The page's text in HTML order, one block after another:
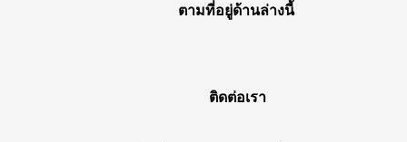
ตามที่อยู่ด้านล่างนี้
ติดต่อเรา